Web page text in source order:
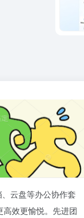
云盘等办公协作套
效更愉悦。先进团